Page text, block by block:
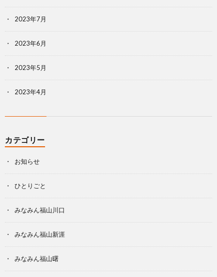
2023年7月
2023年6月
2023年5月
2023年4月
カテゴリー
お知らせ
ひとりごと
みなみん福山川口
みなみん福山新涯
みなみん福山曙